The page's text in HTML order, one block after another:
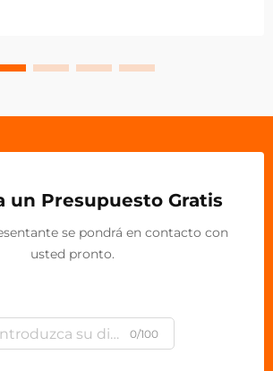
un Presupuesto Gratis
se pondrá en contacto con
usted pronto.
0/100